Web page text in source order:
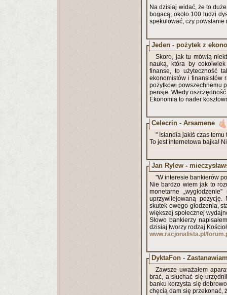
Na dzisiaj widać, że to
bogacą, około 100 ludzi
spekulować, czy powstanie
Jeden - pożytek z
Skoro, jak tu mówią
nauką, która by
finanse, to użyteczność
ekonomistów i finansistów
pożytkowi powszechnemu
pensje. Wtedy
Ekonomia to nader
Celecrin - Arsamene
" Islandia jakiś czas temu
To jest internetowa bajka!
Jan Rylew -
"W interesie bankierów
Nie bardzo wiem jak to
monetarne
uprzywilejowaną pozycję.
skutek owego głodzenia,
większej społecznej
Słowo bankierzy
dzisiaj tworzy rodzaj
www.racjonalista.pl/
DyktaFon -
Zawsze uważałem
brać, a słuchać się
banku korzysta się
chęcią dam się przekonać,